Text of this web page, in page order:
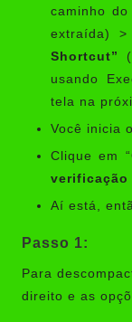
caminho do
extraída) >
Shortcut”
usando
tela na
Você inicia
Clique em
verificação
Aí está,
Passo 1:
Para
direito e as